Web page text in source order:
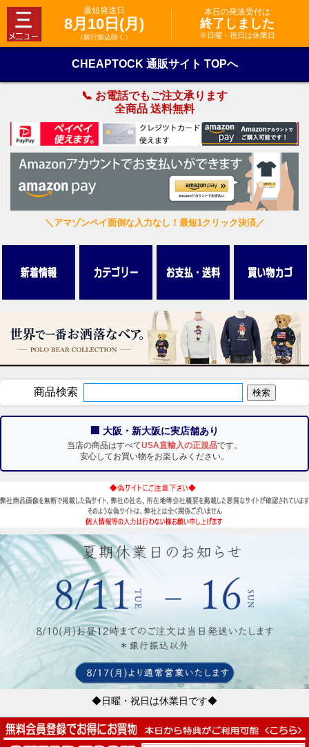
最短発送日
8月10日(月)
（銀行振込除く）
本日の発送受付は
終了しました
※日曜・祝日は休業日
CHEAPTOCK 通販サイト TOPへ
📞 お電話でもご注文承ります
全商品 送料無料
＼アマゾンペイ面倒な入力なし！最短1クリック決済／
商品検索
🏢 大阪・新大阪に実店舗あり
当店の商品はすべてUSA直輸入の正規品です。
安心してお買い物をお楽しみください。
◆日曜・祝日は休業日です◆